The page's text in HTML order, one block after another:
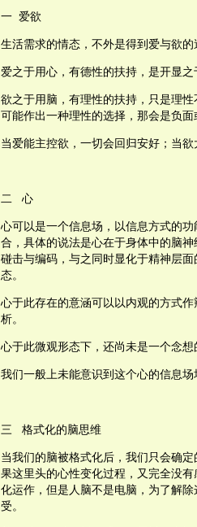
一爱欲
生活需求的情态，不外是得到爱与欲的
爱之于用心，有德性的扶持，是开显之
欲之于用脑，有理性的扶持，只是理
可能作出一种理性的选择，那会是负面
当爱能主控欲，一切会回归安好；当
二 心
心可以是一个信息场，以信息方式的
合，具体的说法是心在于身体中的脑
碰击与编码，与之同时显化于精神层
态。
心于此存在的意涵可以以内观的方式
析。
心于此微观形态下，还尚未是一个念
我们一般上未能意识到这个心的信息场
三 格式化的脑思维
当我们的脑被格式化后，我们只会确
果这里头的心性变化过程，又完全没
化运作，但是人脑不是电脑，为了解
受。